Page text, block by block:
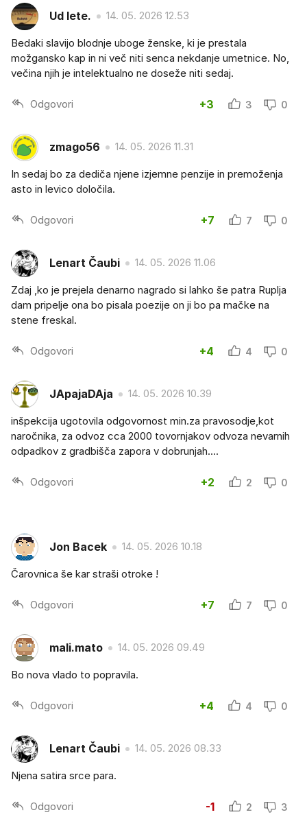
Ud lete. 14. 05. 2026 12.53
Bedaki slavijo blodnje uboge ženske, ki je prestala
možgansko kap in ni več niti senca nekdanje umetnice. No,
večina njih je intelektualno ne doseže niti sedaj.
Odgovori +3 3 0
zmago56 14. 05. 2026 11.31
In sedaj bo za dediča njene izjemne penzije in premoženja
asto in levico določila.
Odgovori +7 7 0
Lenart Čaubi 14. 05. 2026 11.06
Zdaj ,ko je prejela denarno nagrado si lahko še patra Ruplja
dam pripelje ona bo pisala poezije on ji bo pa mačke na
stene freskal.
Odgovori +4 4 0
JApajaDAja 14. 05. 2026 10.39
inšpekcija ugotovila odgovornost min.za pravosodje,kot
naročnika, za odvoz cca 2000 tovornjakov odvoza nevarnih
odpadkov z gradbišča zapora v dobrunjah....
Odgovori +2 2 0
Jon Bacek 14. 05. 2026 10.18
Čarovnica še kar straši otroke !
Odgovori +7 7 0
mali.mato 14. 05. 2026 09.49
Bo nova vlado to popravila.
Odgovori +4 4 0
Lenart Čaubi 14. 05. 2026 08.33
Njena satira srce para.
Odgovori -1 2 3